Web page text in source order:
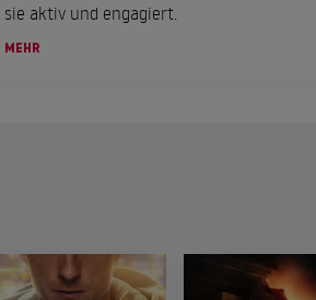
sie aktiv und engagiert.
MEHR